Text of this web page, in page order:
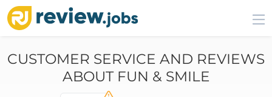
CUSTOMER SERVICE AND REVIEWS
ABOUT FUN & SMILE